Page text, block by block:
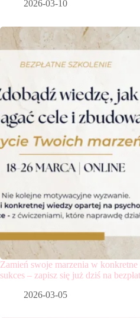
2026-03-10
Zamień swoje marzenia w konkretne
sukces – zapisz się już dziś na
2026-03-05